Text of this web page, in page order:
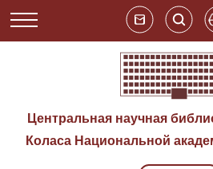
Центральная научная
Коласа Национальной